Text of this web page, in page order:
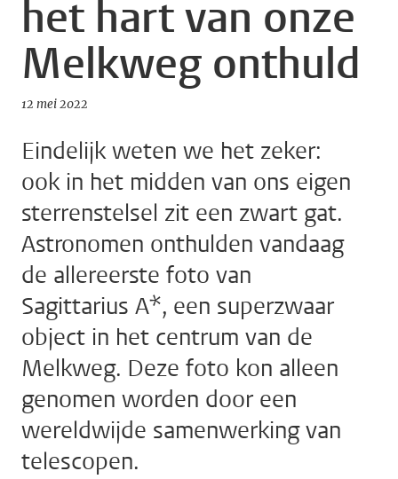
het hart van onze
Melkweg onthuld
12 mei 2022
Eindelijk weten we het zeker:
ook in het midden van ons eigen
sterrenstelsel zit een zwart gat.
Astronomen onthulden vandaag
de allereerste foto van
Sagittarius A*, een superzwaar
object in het centrum van de
Melkweg. Deze foto kon alleen
genomen worden door een
wereldwijde samenwerking van
telescopen.